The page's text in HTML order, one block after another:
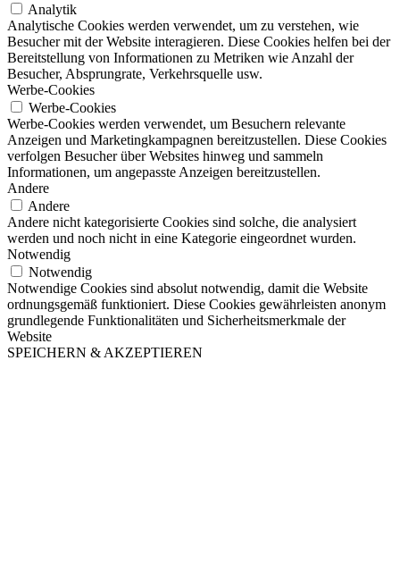
Analytik
Analytische Cookies werden verwendet, um zu verstehen, wie
Besucher mit der Website interagieren. Diese Cookies helfen bei der
Bereitstellung von Informationen zu Metriken wie Anzahl der
Besucher, Absprungrate, Verkehrsquelle usw.
Werbe-Cookies
Werbe-Cookies
Werbe-Cookies werden verwendet, um Besuchern relevante
Anzeigen und Marketingkampagnen bereitzustellen. Diese Cookies
verfolgen Besucher über Websites hinweg und sammeln
Informationen, um angepasste Anzeigen bereitzustellen.
Andere
Andere
Andere nicht kategorisierte Cookies sind solche, die analysiert
werden und noch nicht in eine Kategorie eingeordnet wurden.
Notwendig
Notwendig
Notwendige Cookies sind absolut notwendig, damit die Website
ordnungsgemäß funktioniert. Diese Cookies gewährleisten anonym
grundlegende Funktionalitäten und Sicherheitsmerkmale der
Website
SPEICHERN & AKZEPTIEREN